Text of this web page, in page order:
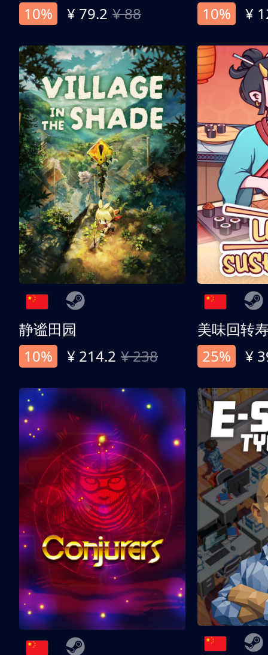
10%
¥ 79.2 ¥ 88
10%
¥
静谧田园
10%
¥ 214.2 ¥ 238
美味回转
25%
¥